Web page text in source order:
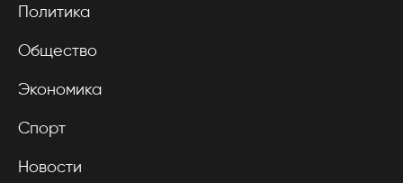
Политика
Общество
Экономика
Спорт
Новости